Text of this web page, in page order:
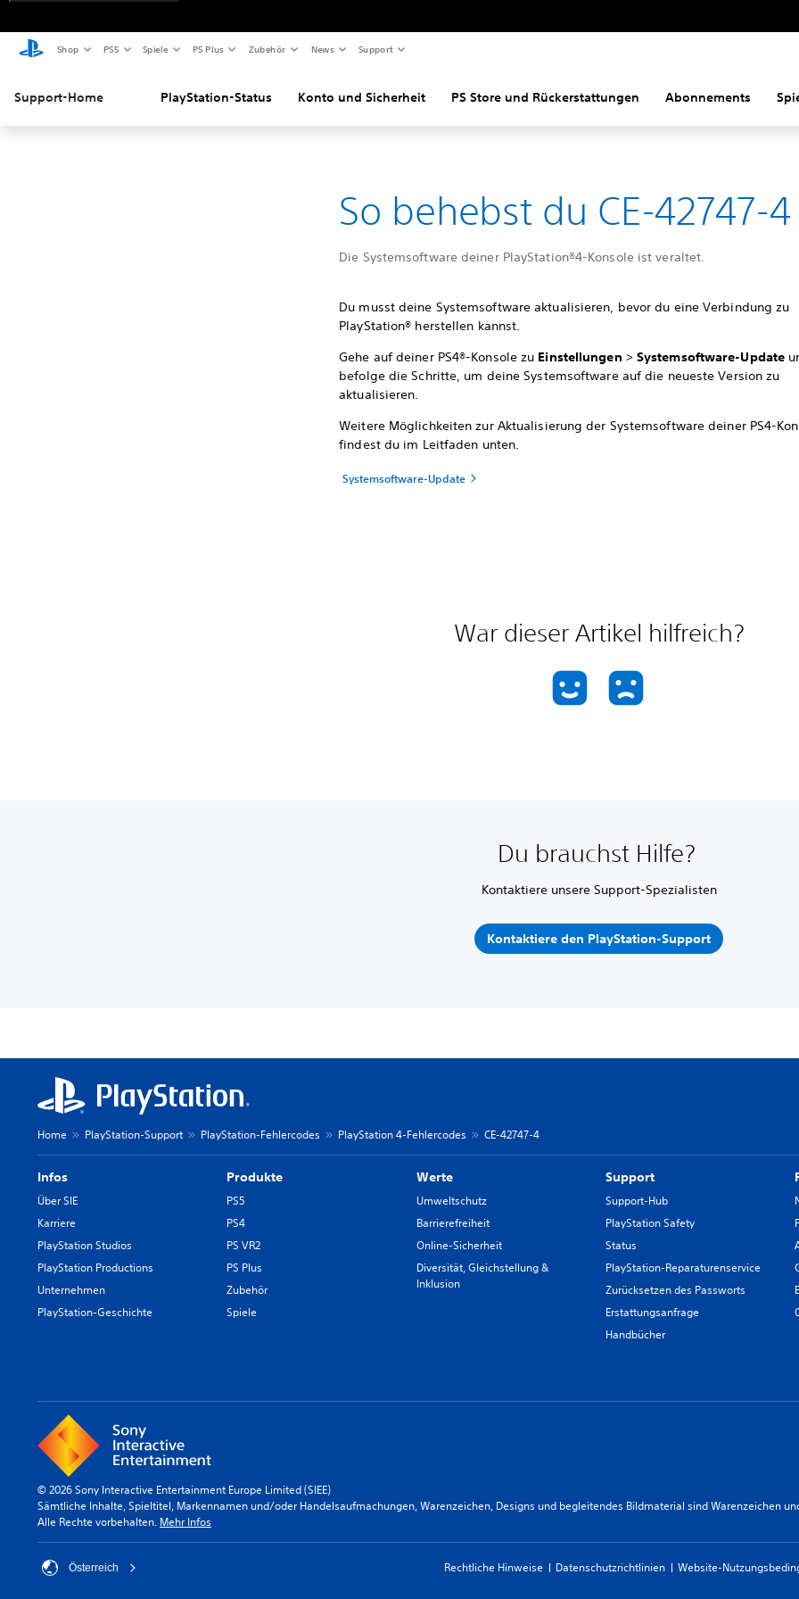
Shop PS5 Spiele PS Plus Zubehör News Support
Support-Home PlayStation-Status Konto und Sicherheit PS Store und Rückerstattungen Abonnements
So behebst du CE-42747-4
Die Systemsoftware deiner PlayStation®4-Konsole ist veraltet.
Du musst deine Systemsoftware aktualisieren, bevor du eine Verbindung zu
PlayStation® herstellen kannst.
Gehe auf deiner PS4®-Konsole zu Einstellungen > Systemsoftware-Update
befolge die Schritte, um deine Systemsoftware auf die neueste Version zu
aktualisieren.
Weitere Möglichkeiten zur Aktualisierung der Systemsoftware deiner PS4-
findest du im Leitfaden unten.
Systemsoftware-Update
War dieser Artikel hilfreich?
Du brauchst Hilfe?
Kontaktiere unsere Support-Spezialisten
Kontaktiere den PlayStation-Support
Home PlayStation-Support PlayStation-Fehlercodes PlayStation 4-Fehlercodes CE-42747-4
Infos
Über SIE
Karriere
PlayStation Studios
PlayStation Productions
Unternehmen
PlayStation-Geschichte
Produkte
PS5
PS4
PS VR2
PS Plus
Zubehör
Spiele
Werte
Umweltschutz
Barrierefreiheit
Online-Sicherheit
Diversität, Gleichstellung &
Inklusion
Support
Support-Hub
PlayStation Safety
Status
PlayStation-Reparaturenservice
Zurücksetzen des Passworts
Erstattungsanfrage
Handbücher
© 2026 Sony Interactive Entertainment Europe Limited (SIEE)
Sämtliche Inhalte, Spieltitel, Markennamen und/oder Handelsaufmachungen, Warenzeichen, Designs und begleitendes Bildmaterial sind Warenzeichen
Alle Rechte vorbehalten. Mehr Infos
Österreich Rechtliche Hinweise Datenschutzrichtlinien Website-